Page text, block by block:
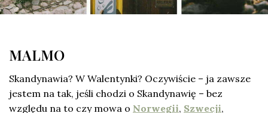
MALMO
Skandynawia? W Walentynki? Oczywiście – ja zawsze
jestem na tak, jeśli chodzi o Skandynawię – bez
względu na to czy mowa o Norwegii, Szwecji,